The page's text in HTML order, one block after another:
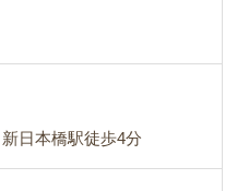
日本橋駅徒歩4分